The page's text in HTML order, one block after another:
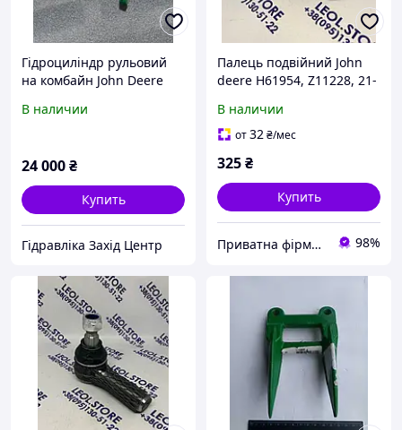
Гідроциліндр рульовий
на комбайн John Deere
RE161017, RE287094 /
В наличии
24 000₴
Купить
Гідравліка Захід Центр
Палець подвійний John
deere H61954, Z11228, 21-
H75386.
В наличии
от32₴/мес
325₴
Купить
Приватна фірма Леол 98%